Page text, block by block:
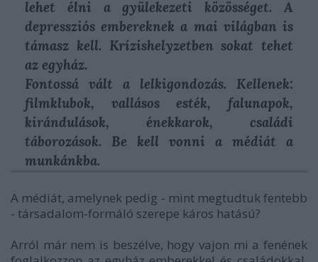
lehet élni a gyülekezeti közösséget. A
depressziós embereknek a mai világban is
támasz kell. Krízishelyzetben sokat tehet
az egyház.
Fontossá vált a lelkigondozás. Kellenek:
filmklubok, vallásos esték, falunapok,
kirándulások, énekkarok, családi
táborozások. Be kell vonni a médiát a
munkánkba.
A médiát, amelynek pedig - mint megtudtuk fentebb
- társadalom-formáló szerepe káros hatású?
Arról már nem is beszélve, hogy vajon mi a fenének